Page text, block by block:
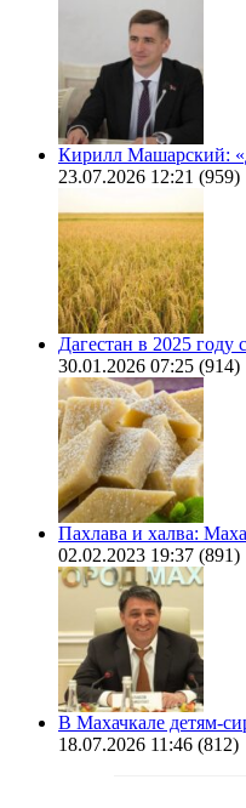
Кирилл Машарский:
23.07.2026 12:21 (959)
Дагестан в 2025
30.01.2026 07:25 (914)
Пахлава и халва:
02.02.2023 19:37 (891)
В Махачкале детям-
18.07.2026 11:46 (812)